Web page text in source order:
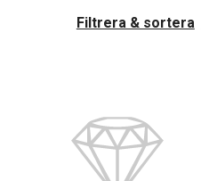
Filtrera & sortera